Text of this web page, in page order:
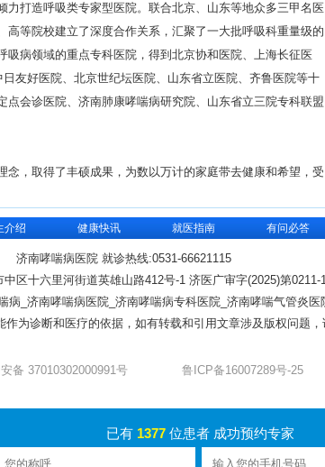
打造呼吸类专家型医院。联合北京、山东等地众多三甲名医
等院校建立了深度合作关系，汇聚了一大批呼吸科重量级的
病领域的重点专科医院，得到北京协和医院、上海长征医
友好医院、北京世纪坛医院、山东省立医院、齐鲁医院等十
会诊医院、济南肺康哮喘病研究院、山东省立三院专科联盟
，取得了丰硕成果，为数以万计的家庭带去健康和希望，受
介绍 健康快讯 就医指南 有问必答
济南哮喘病医院 就诊热线:0531-66621115
区十六里河街道英雄山路412号-1 济医广审字(2025)第0211-
病_济南哮喘病医院_济南哮喘病专科医院_济南哮喘气管炎医
作为诊断和医疗的依据，如有转载和引用文章涉及版权问题
已有1377 位患者 成功预约专家
备 37010302000991号 鲁ICP备16007289号-25